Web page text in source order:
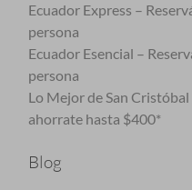
Ecuador Express –
persona
Ecuador Esencial –
persona
Lo Mejor de San
ahorrate hasta $400*
Blog